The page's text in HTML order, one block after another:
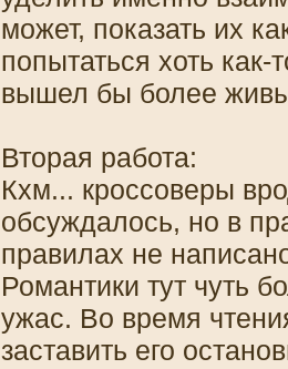
может, показать их
попытаться хоть как-
вышел бы более
Вторая работа:
Кхм... кроссоверы
обсуждалось, но в
правилах не
Романтики тут чуть
ужас. Во время
заставить его